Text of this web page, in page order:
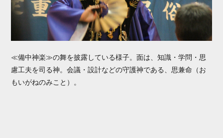
≪備中神楽≫の舞を披露している様子。面は、知識・学問・思
慮工夫を司る神。会議・設計などの守護神である、思兼命（お
もいがねのみこと）。